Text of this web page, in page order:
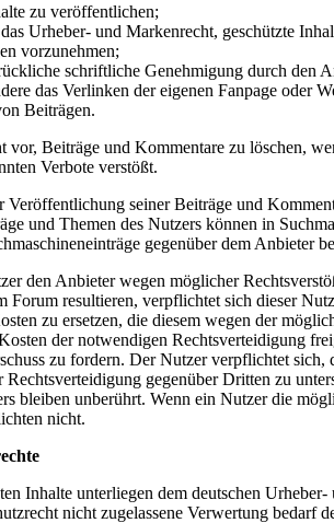
zu veröffentlichen;
Urheber- und Markenrecht, geschützte
vorzunehmen;
schriftliche Genehmigung durch den
das Verlinken der eigenen Fanpage oder
Beiträgen.
vor, Beiträge und Kommentare zu löschen,
Verbote verstößt.
seiner Beiträge und
und Themen des Nutzers können in
gegenüber dem Anbieter
den Anbieter wegen möglicher
Forum resultieren, verpflichtet sich dieser
zu ersetzen, die diesem wegen der
der notwendigen Rechtsverteidigung
zu fordern. Der Nutzer verpflichtet
gegenüber Dritten zu
bleiben unberührt. Wenn ein Nutzer die
nicht.
Inhalte unterliegen dem deutschen Urheber-
nicht zugelassene Verwertung bedarf